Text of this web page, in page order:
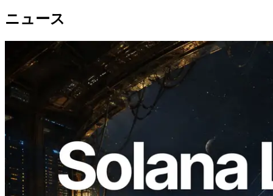
ニュース
2026.08.05